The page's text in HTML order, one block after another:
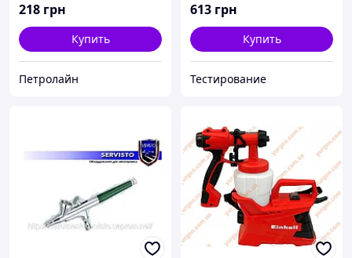
218 грн
Купить
Петролайн
613 грн
Купить
Тестирование